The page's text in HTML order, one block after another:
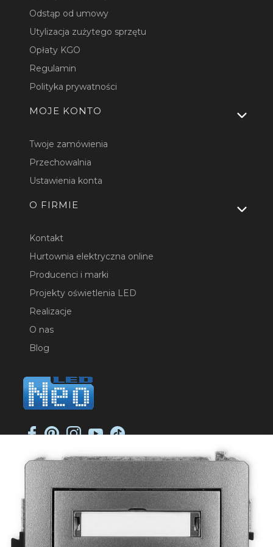
Odstąp od umowy
Utylizacja zużytego sprzętu
Opłaty KGO
Regulamin
Polityka prywatności
MOJE KONTO
Twoje zamówienia
Przechowalnia
Ustawienia konta
O FIRMIE
Kontakt
Hurtownia elektryczna online
Producenci i marki
Projekty oświetlenia LED
Realizacje
O nas
Blog
NEO-LED SP. K.
ul. Jana Długosza 2
51-162 Wrocław
NIP: 8951925233